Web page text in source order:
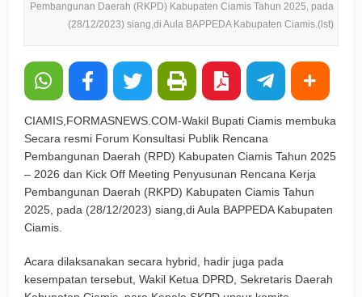
Pembangunan Daerah (RKPD) Kabupaten Ciamis Tahun 2025, pada
(28/12/2023) siang,di Aula BAPPEDA Kabupaten Ciamis.(lst)
CIAMIS,FORMASNEWS.COM-Wakil Bupati Ciamis membuka
Secara resmi Forum Konsultasi Publik Rencana
Pembangunan Daerah (RPD) Kabupaten Ciamis Tahun 2025
– 2026 dan Kick Off Meeting Penyusunan Rencana Kerja
Pembangunan Daerah (RKPD) Kabupaten Ciamis Tahun
2025, pada (28/12/2023) siang,di Aula BAPPEDA Kabupaten
Ciamis.
Acara dilaksanakan secara hybrid, hadir juga pada
kesempatan tersebut, Wakil Ketua DPRD, Sekretaris Daerah